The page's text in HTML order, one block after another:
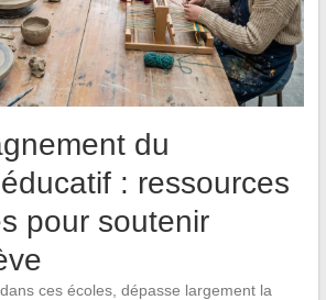
du
: ressources
pour soutenir
ces écoles, dépasse largement la